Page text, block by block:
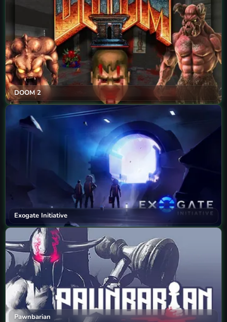
DOOM 2
Exogate Initiative
Pawnbarian